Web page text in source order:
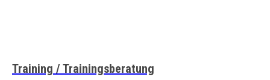
Training / Trainingsberatung